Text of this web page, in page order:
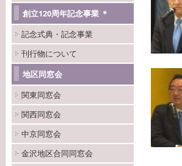
創立120周年記念事業 ＊
記念式典・記念事業
刊行物について
地区同窓会
関東同窓会
関西同窓会
中京同窓会
金沢地区合同同窓会